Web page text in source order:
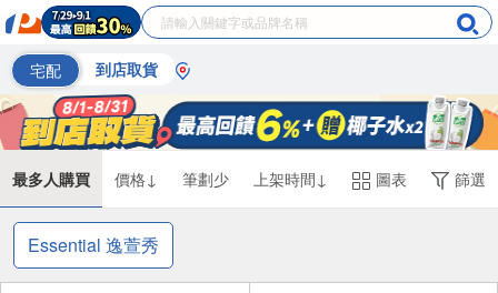
宅配 到店取貨
最多人購買 價格↓ 筆劃少 上架時間↓ 圖表 篩選
Essential 逸萱秀